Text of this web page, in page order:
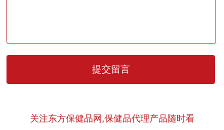
关注东方保健品网,保健品代理产品随时看